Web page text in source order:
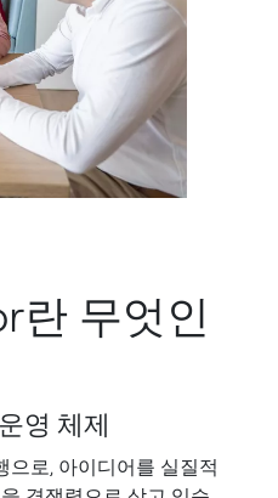
란 무엇인
영 체제
로, 아이디어를 실질적